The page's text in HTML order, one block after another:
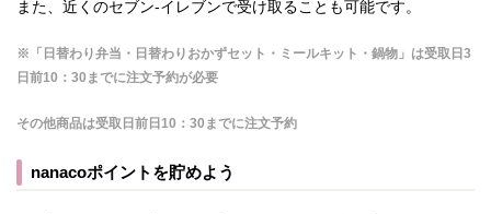
また、近くのセブン-イレブンで受け取ることも可能です。
※ 「日替わり弁当・日替わりおかずセット・ミールキット・鍋物」は受取日3
日前10：30までに注文予約が必要
その他商品は受取日前日10：30までに注文予約
nanacoポイントを貯めよう